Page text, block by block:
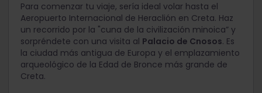
Para comenzar tu viaje, sería ideal volar hasta el
Aeropuerto Internacional de Heraclión en Creta. Haz
un recorrido por la "cuna de la civilización minoica” y
sorpréndete con una visita al Palacio de Cnosos. Es
la ciudad más antigua de Europa y el emplazamiento
arqueológico de la Edad de Bronce más grande de
Creta.